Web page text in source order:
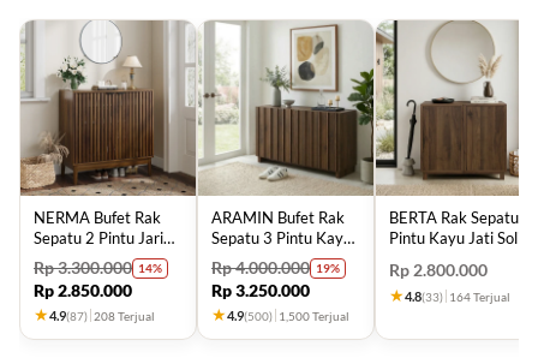
NERMA Bufet Rak
Sepatu 2 Pintu Jari
Jari Kayu Jati
Rp3.300.000 14%
Rp2.850.000
★4.9(87) 208 Terjual
ARAMIN Bufet Rak
Sepatu 3 Pintu Kayu
Jati Minimalis
Rp4.000.000 19%
Rp3.250.000
★4.9(500) 1,500 Terjual
BERTA Rak Sepatu 2
Pintu Kayu Jati Solid
Rp 2.800.000
★4.8(33) 164 Terjual